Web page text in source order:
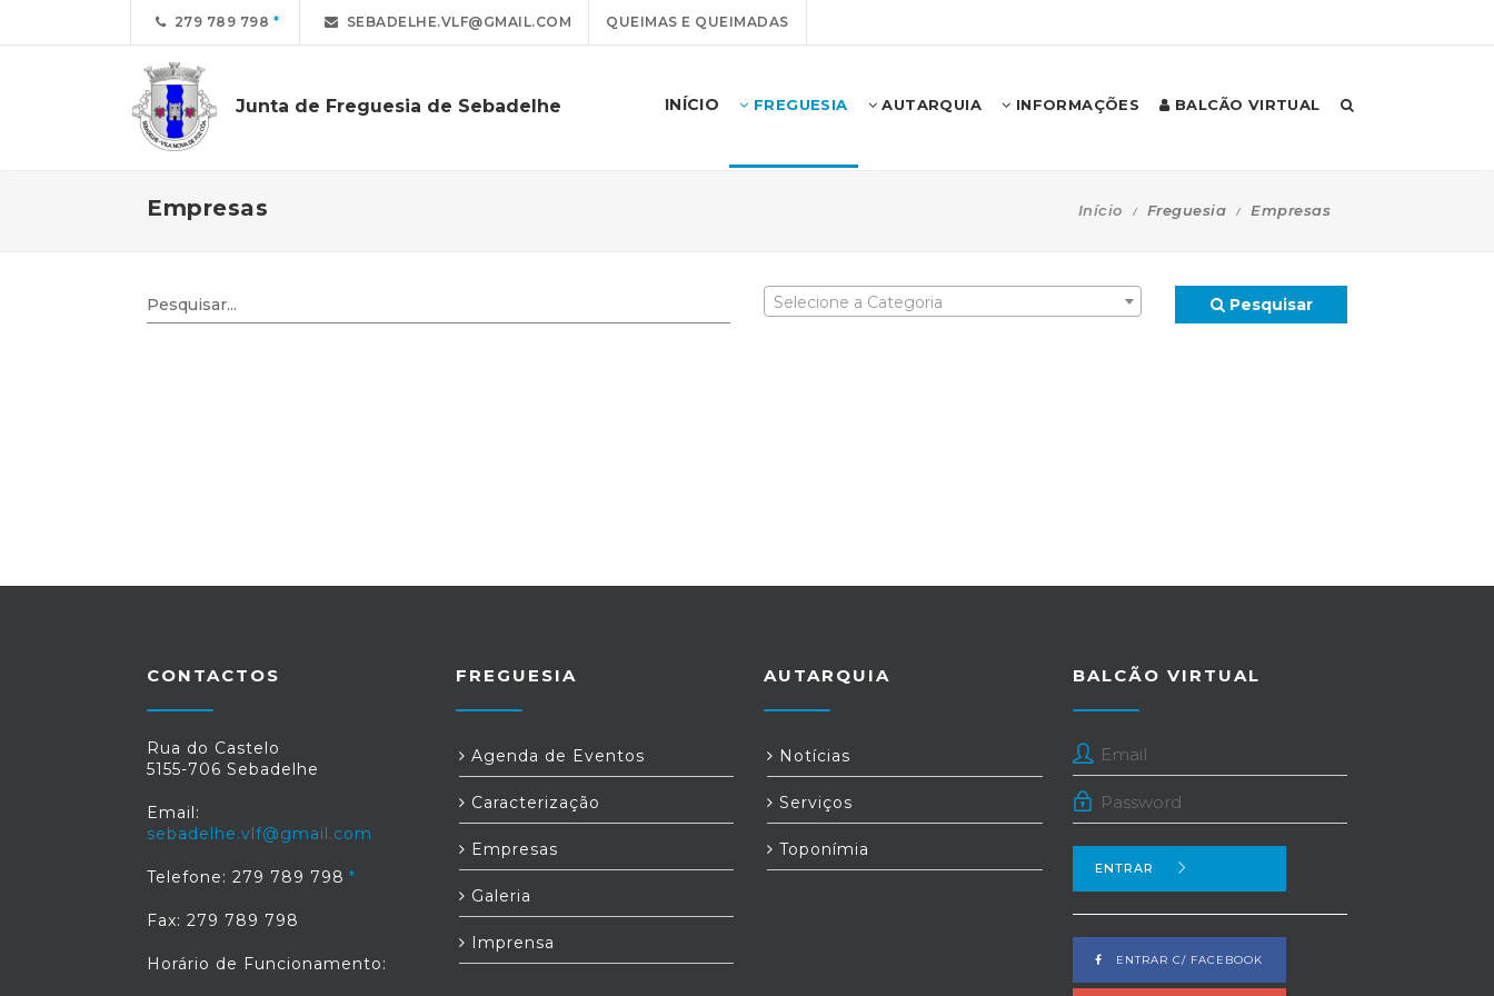
279 789 798 SEBADELHE.VLF@GMAIL.COM QUEIMAS E QUEIMADAS
Junta de Freguesia de Sebadelhe INÍCIO FREGUESIA AUTARQUIA INFORMAÇÕES BALCÃO VIRTUAL
Empresas Início Freguesia Empresas
Selecione a Categoria Pesquisar
CONTACTOS
Rua do Castelo
5155-706 Sebadelhe
Email:
sebadelhe.vlf@gmail.com
Telefone: 279 789 798
Fax: 279 789 798
Horário de Funcionamento:
FREGUESIA
Agenda de Eventos
Caracterização
Empresas
Galeria
Imprensa
AUTARQUIA
Notícias
Serviços
Toponímia
BALCÃO VIRTUAL
ENTRAR
ENTRAR C/ FACEBOOK